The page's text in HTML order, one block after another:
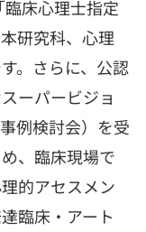
床心理士指定
研究科、心理
。さらに、公認
ーパービジョ
例検討会）を受
、臨床現場で
的アセスメン
臨床・アート